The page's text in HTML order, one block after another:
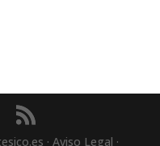
· Aviso Legal ·